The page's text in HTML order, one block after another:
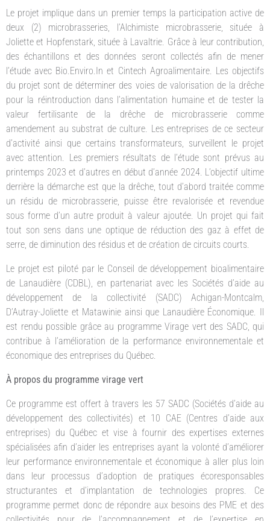
Le projet implique dans un premier temps la participation active de
deux (2) microbrasseries, l’Alchimiste microbrasserie, située à
Joliette et Hopfenstark, située à Lavaltrie. Grâce à leur contribution,
des échantillons et des données seront collectés afin de mener
l’étude avec Bio.Enviro.In et Cintech Agroalimentaire. Les objectifs
du projet sont de déterminer des voies de valorisation de la drêche
pour la réintroduction dans l’alimentation humaine et de tester la
valeur fertilisante de la drêche de microbrasserie comme
amendement au substrat de culture. Les entreprises de ce secteur
d’activité ainsi que certains transformateurs, surveillent le projet
avec attention. Les premiers résultats de l’étude sont prévus au
printemps 2023 et d’autres en début d’année 2024. L’objectif ultime
derrière la démarche est que la drêche, tout d’abord traitée comme
un résidu de microbrasserie, puisse être revalorisée et revendue
sous forme d’un autre produit à valeur ajoutée. Un projet qui fait
tout son sens dans une optique de réduction des gaz à effet de
serre, de diminution des résidus et de création de circuits courts.
Le projet est piloté par le Conseil de développement bioalimentaire
de Lanaudière (CDBL), en partenariat avec les Sociétés d’aide au
développement de la collectivité (SADC) Achigan-Montcalm,
D’Autray-Joliette et Matawinie ainsi que Lanaudière Économique. Il
est rendu possible grâce au programme Virage vert des SADC, qui
contribue à l’amélioration de la performance environnementale et
économique des entreprises du Québec.
À propos du programme virage vert
Ce programme est offert à travers les 57 SADC (Sociétés d’aide au
développement des collectivités) et 10 CAE (Centres d’aide aux
entreprises) du Québec et vise à fournir des expertises externes
spécialisées afin d’aider les entreprises ayant la volonté d’améliorer
leur performance environnementale et économique à aller plus loin
dans leur processus d’adoption de pratiques écoresponsables
structurantes et d’implantation de technologies propres. Ce
programme permet donc de répondre aux besoins des PME et des